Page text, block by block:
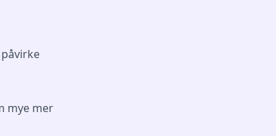
mye mer